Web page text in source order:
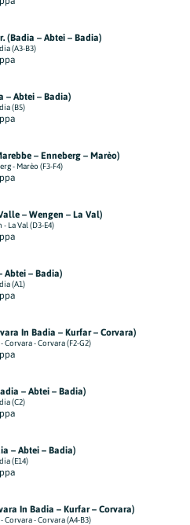
(Badia – Abtei – Badia)
(A3-B3)
– Abtei – Badia)
(B5)
– Enneberg – Marèo)
- Marèo (F3-F4)
– Wengen – La Val)
- La Val (D3-E4)
Abtei – Badia)
(A1)
In Badia – Kurfar – Corvara)
Corvara - Corvara (F2-G2)
– Abtei – Badia)
(C2)
– Abtei – Badia)
(E14)
In Badia – Kurfar – Corvara)
Corvara - Corvara (A4-B3)